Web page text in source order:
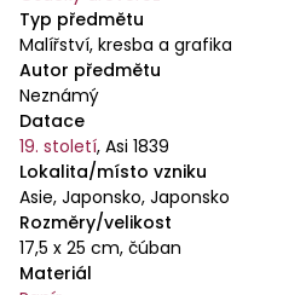
Typ předmětu
Malířství, kresba a grafika
Autor předmětu
Neznámý
Datace
19. století, Asi 1839
Lokalita/místo vzniku
Asie, Japonsko, Japonsko
Rozměry/velikost
17,5 x 25 cm, čúban
Materiál